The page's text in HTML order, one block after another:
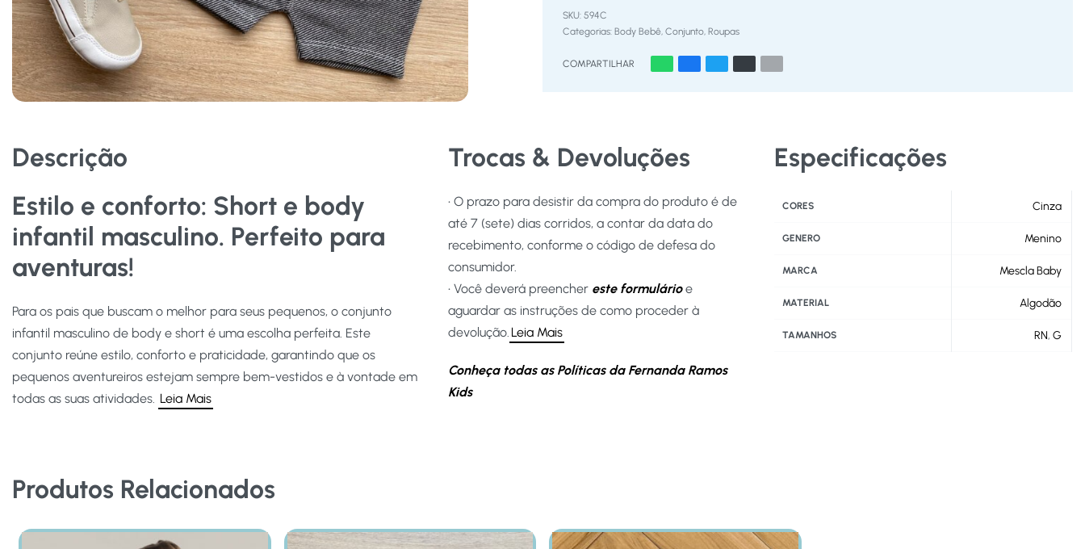
594C
Categorias: Body Bebê, Conjunto, Roupas
COMPARTILHAR
Descrição
Estilo e conforto: Short e body
infantil masculino. Perfeito para
aventuras!
Para os pais que buscam o melhor para seus pequenos, o conjunto
infantil masculino de body e short é uma escolha perfeita. Este
conjunto reúne estilo, conforto e praticidade, garantindo que os
pequenos aventureiros estejam sempre bem-vestidos e à vontade em
todas as suas atividades. Leia Mais
Trocas & Devoluções
• O prazo para desistir da compra do produto é de
até 7 (sete) dias corridos, a contar da data do
recebimento, conforme o código de defesa do
consumidor.
• Você deverá preencher este formulárioe
aguardar as instruções de como proceder à
devolução. Leia Mais
Conheça todas as Políticas da Fernanda Ramos
Kids
Especificações
CORES Cinza
GENERO Menino
MARCA Mescla Baby
MATERIAL Algodão
TAMANHOS RN,G
Produtos Relacionados